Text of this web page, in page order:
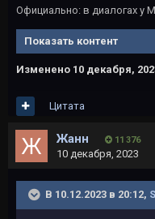
Официально: в диалогах у
Показать контент
Изменено 10 декабря,
Цитата
Жанн 11 376
10 декабря, 2023
В 10.12.2023 в 20:12,